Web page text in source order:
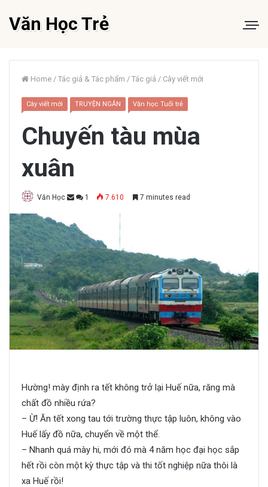
Văn Học Trẻ
Home / Tác giả & Tác phẩm / Tác giả / Cây viết mới
Cây viết mới TRUYỆN NGẮN Văn học Tuổi trẻ
Chuyến tàu mùa
xuân
Văn Học 1 7.610 7 minutes read
Hường! mày định ra tết không trở lại Huế nữa, răng mà
chất đồ nhiều rứa?
– Ừ! Ăn tết xong tau tới trường thực tập luôn, không vào
Huế lấy đồ nữa, chuyển về một thể.
– Nhanh quá mày hi, mới đó mà 4 năm học đại học sắp
hết rồi còn một kỳ thực tập và thi tốt nghiệp nữa thôi là
xa Huế rồi!